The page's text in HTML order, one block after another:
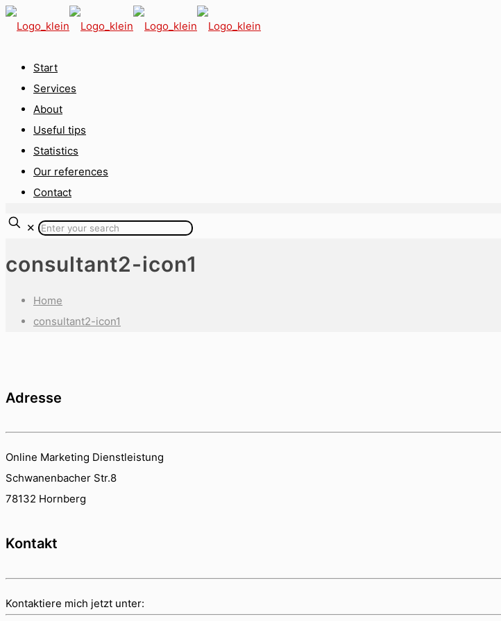
Start
Services
About
Useful tips
Statistics
Our references
Contact
✕
consultant2-icon1
Home
consultant2-icon1
Adresse
Online Marketing Dienstleistung
Schwanenbacher Str.8
78132 Hornberg
Kontakt
Kontaktiere mich jetzt unter: